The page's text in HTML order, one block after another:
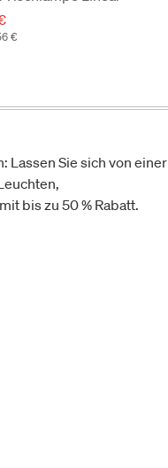
€
Lassen Sie sich von einer
bis zu 50 % Rabatt.